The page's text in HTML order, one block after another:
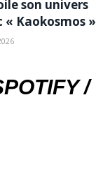
son univers
« Kaokosmos »
/